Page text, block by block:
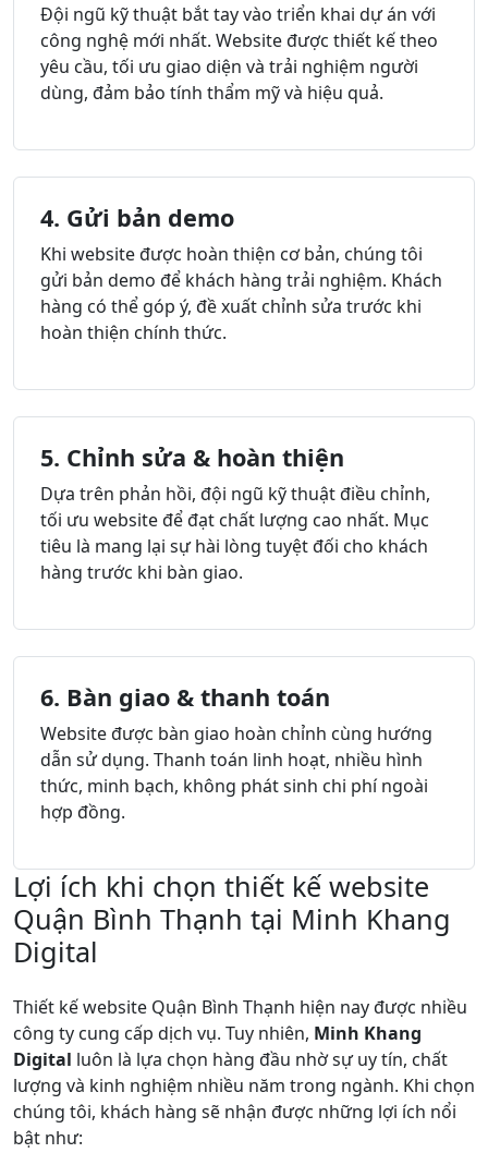
Đội ngũ kỹ thuật bắt tay vào triển khai dự án với
công nghệ mới nhất. Website được thiết kế theo
yêu cầu, tối ưu giao diện và trải nghiệm người
dùng, đảm bảo tính thẩm mỹ và hiệu quả.
4. Gửi bản demo
Khi website được hoàn thiện cơ bản, chúng tôi
gửi bản demo để khách hàng trải nghiệm. Khách
hàng có thể góp ý, đề xuất chỉnh sửa trước khi
hoàn thiện chính thức.
5. Chỉnh sửa & hoàn thiện
Dựa trên phản hồi, đội ngũ kỹ thuật điều chỉnh,
tối ưu website để đạt chất lượng cao nhất. Mục
tiêu là mang lại sự hài lòng tuyệt đối cho khách
hàng trước khi bàn giao.
6. Bàn giao & thanh toán
Website được bàn giao hoàn chỉnh cùng hướng
dẫn sử dụng. Thanh toán linh hoạt, nhiều hình
thức, minh bạch, không phát sinh chi phí ngoài
hợp đồng.
Lợi ích khi chọn thiết kế website
Quận Bình Thạnh tại Minh Khang
Digital
Thiết kế website Quận Bình Thạnh hiện nay được nhiều
công ty cung cấp dịch vụ. Tuy nhiên, Minh Khang
Digital luôn là lựa chọn hàng đầu nhờ sự uy tín, chất
lượng và kinh nghiệm nhiều năm trong ngành. Khi chọn
chúng tôi, khách hàng sẽ nhận được những lợi ích nổi
bật như: